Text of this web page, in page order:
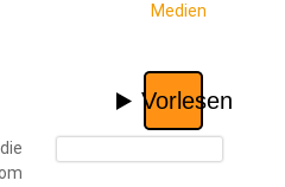
Medien